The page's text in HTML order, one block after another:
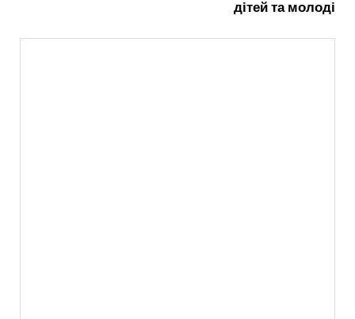
дітей та молоді